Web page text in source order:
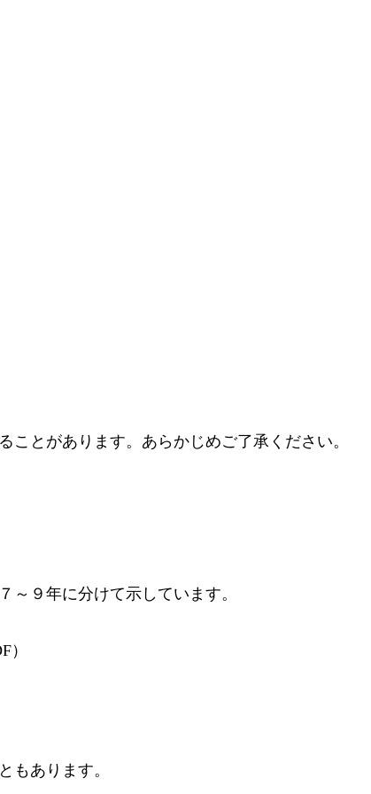
とがあります。あらかじめご了承ください。
～９年に分けて示しています。
）
もあります。